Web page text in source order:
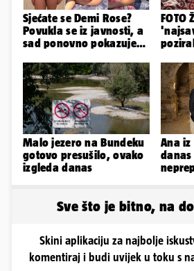
Sjećate se Demi Rose?
Povukla se iz javnosti, a
sad ponovno pokazuje
FOTO
Malo jezero na Bundeku
gotovo presušilo, ovako
izgleda danas
Ana
danas
Sve što je bitno, na
Skini aplikaciju za najbolje
komentiraj i budi uvijek u toku s